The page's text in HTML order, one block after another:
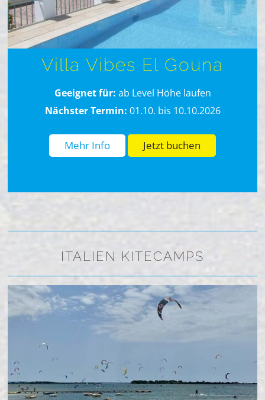
Villa Vibes El Gouna
Geeignet für: ab Level Höhe laufen
Nächster Termin: 01.10. bis 10.10.2026
Mehr Info Jetzt buchen
ITALIEN KITECAMPS